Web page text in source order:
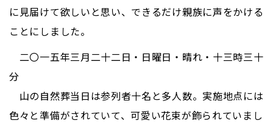
に見届けて欲しいと思い、できるだけ親族に声をかける
ことにしました。
二〇一五年三月二十二日・日曜日・晴れ・十三時三十
分
山の自然葬当日は参列者十名と多人数。実施地点には
色々と準備がされていて、可愛い花束が飾られていまし